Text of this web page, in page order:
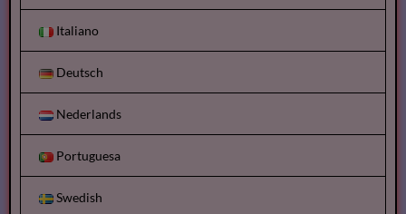
Italiano
Deutsch
Nederlands
Portuguesa
Swedish